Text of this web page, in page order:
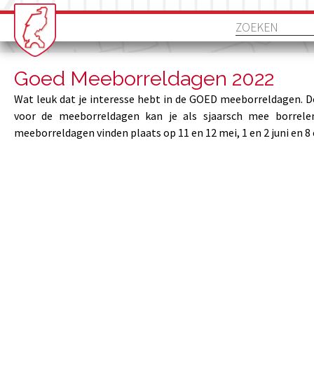
Goed Meeborreldagen 2022
Wat leuk dat je interesse hebt in de GOED meeborreldagen.
voor de meeborreldagen kan je als sjaarsch mee
meeborreldagen vinden plaats op 11 en 12 mei, 1 en 2 juni en 8